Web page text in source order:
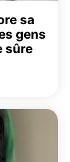
sa
gens
sûre